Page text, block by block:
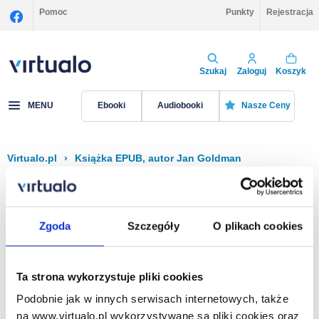
Zgoda Szczegóły O plikach cookies
Ta strona wykorzystuje pliki cookies
Podobnie jak w innych serwisach internetowych, także
na www.virtualo.pl wykorzystywane są pliki cookies oraz
Pomoc Punkty Rejestracja
Szukaj Zaloguj Koszyk
MENU Ebooki Audiobooki Nasze Ceny
Virtualo.pl › Książka EPUB, autor Jan Goldman
Filtruj Sortuj
Na stronie